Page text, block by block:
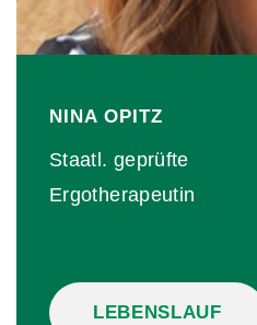
NINA OPITZ
Staatl. geprüfte
Ergotherapeutin
LEBENSLAUF